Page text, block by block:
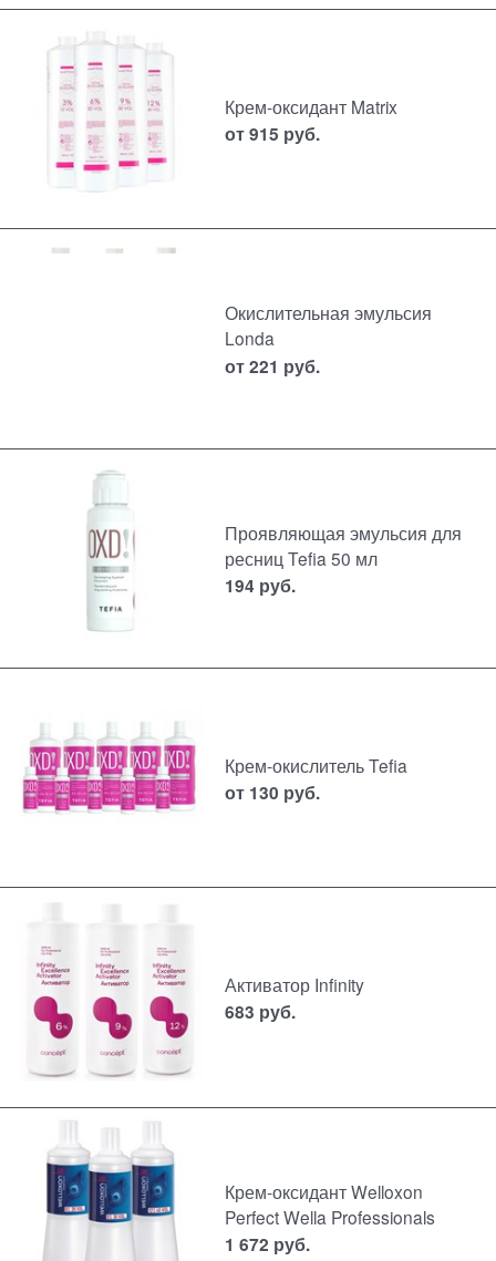
Крем-оксидант Matrix
от915 руб.
Окислительная эмульсия
Londa
от221 руб.
Проявляющая эмульсия для
ресниц Tefia 50 мл
194 руб.
Крем-окислитель Tefia
от 130 руб.
Активатор Infinity
683 руб.
Крем-оксидант Welloxon
Perfect Wella Professionals
1 672 руб.